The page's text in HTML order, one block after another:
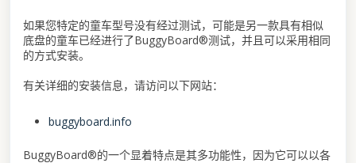
如果您特定的童车型号没有经过测试，可能是另一款具有相似
底盘的童车已经进行了BuggyBoard®测试，并且可以采用相同
的方式安装。
有关详细的安装信息，请访问以下网站：
buggyboard.info
BuggyBoard®的一个显着特点是其多功能性，因为它可以以各